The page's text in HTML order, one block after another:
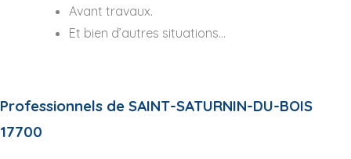
Avant travaux.
Et bien d’autres situations…
Professionnels de SAINT-SATURNIN-DU-BOIS
17700